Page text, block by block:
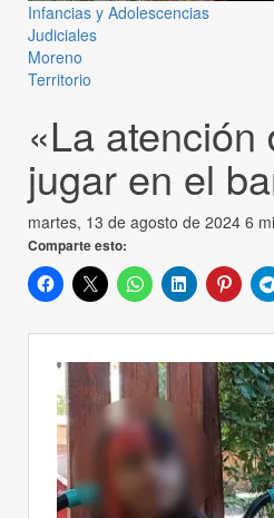
Infancias y Adolescencias
Judiciales
Moreno
Territorio
«La
jugar en el
martes, 13 de agosto de 2024 6
Comparte esto: